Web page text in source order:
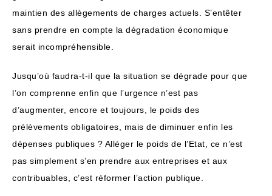
maintien des allègements de charges actuels. S’entêter
sans prendre en compte la dégradation économique
serait incompréhensible.
Jusqu’où faudra-t-il que la situation se dégrade pour que
l’on comprenne enfin que l’urgence n’est pas
d’augmenter, encore et toujours, le poids des
prélèvements obligatoires, mais de diminuer enfin les
dépenses publiques ? Alléger le poids de l’Etat, ce n’est
pas simplement s’en prendre aux entreprises et aux
contribuables, c’est réformer l’action publique.